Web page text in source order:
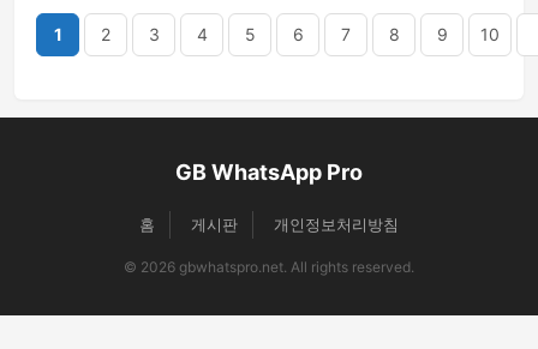
1 2 3 4 5 6 7 8 9 10
GB WhatsApp Pro
홈 게시판 개인정보처리방침
© 2026 gbwhatspro.net. All rights reserved.